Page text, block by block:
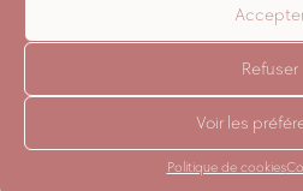
Refuser
Voir les
Politique de cookies